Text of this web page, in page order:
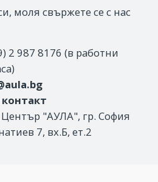
моля свържете се с нас
2 987 8176 (в работни
контакт
"АУЛА", гр. София
7, вх.Б, ет.2